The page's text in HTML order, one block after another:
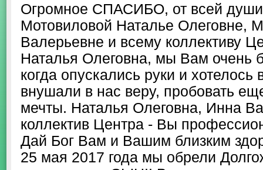
Огромное СПАСИБО, от всей души,
Мотовиловой Наталье Олеговне,
Валерьевне и всему коллективу
Наталья Олеговна, мы Вам очень
когда опускались руки и хотелось
внушали в нас веру, пробовать
мечты. Наталья Олеговна, Инна
коллектив Центра - Вы
Дай Бог Вам и Вашим близким
25 мая 2017 года мы обрели